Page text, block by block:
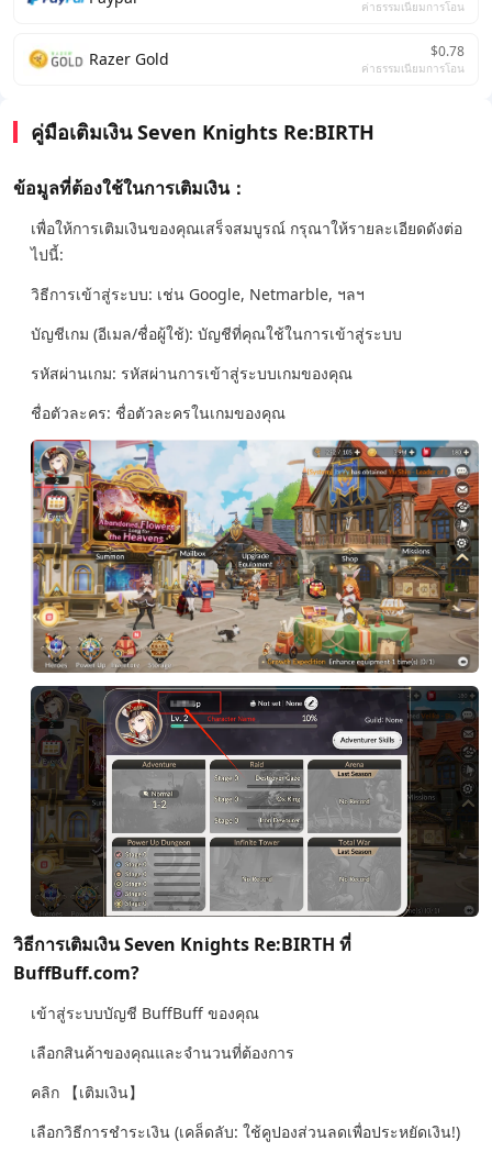
ค่าธรรมเนียมการโอน
Razer Gold $0.78
ค่าธรรมเนียมการโอน
คู่มือเติมเงิน Seven Knights Re:BIRTH
ข้อมูลที่ต้องใช้ในการเติมเงิน：
เพื่อให้การเติมเงินของคุณเสร็จสมบูรณ์ กรุณาให้รายละเอียดดังต่อ
ไปนี้:
วิธีการเข้าสู่ระบบ: เช่น Google, Netmarble, ฯลฯ
บัญชีเกม (อีเมล/ชื่อผู้ใช้): บัญชีที่คุณใช้ในการเข้าสู่ระบบ
รหัสผ่านเกม: รหัสผ่านการเข้าสู่ระบบเกมของคุณ
ชื่อตัวละคร: ชื่อตัวละครในเกมของคุณ
วิธีการเติมเงิน Seven Knights Re:BIRTH ที่
BuffBuff.com?
เข้าสู่ระบบบัญชี BuffBuff ของคุณ
เลือกสินค้าของคุณและจำนวนที่ต้องการ
คลิก 【เติมเงิน】
เลือกวิธีการชำระเงิน (เคล็ดลับ: ใช้คูปองส่วนลดเพื่อประหยัดเงิน!)